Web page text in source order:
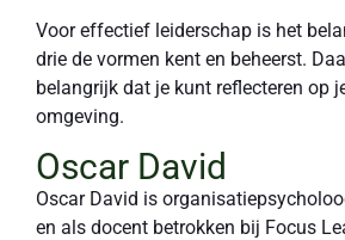
Voor effectief leiderschap is het
drie de vormen kent en beheerst.
belangrijk dat je kunt reflecteren op
omgeving.
Oscar David
Oscar David is
en als docent betrokken bij Focus